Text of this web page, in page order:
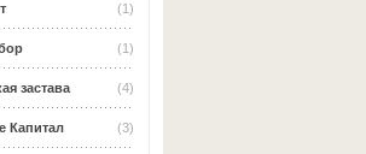
(1)
(1)
(4)
застава
(3)
Капитал